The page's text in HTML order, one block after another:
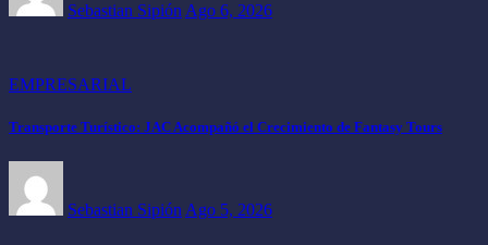
Sebastian Sipión Ago 6, 2026
EMPRESARIAL
Transporte Turístico: JAC Acompañó el Crecimiento de Fantasy Tours
Sebastian Sipión Ago 5, 2026